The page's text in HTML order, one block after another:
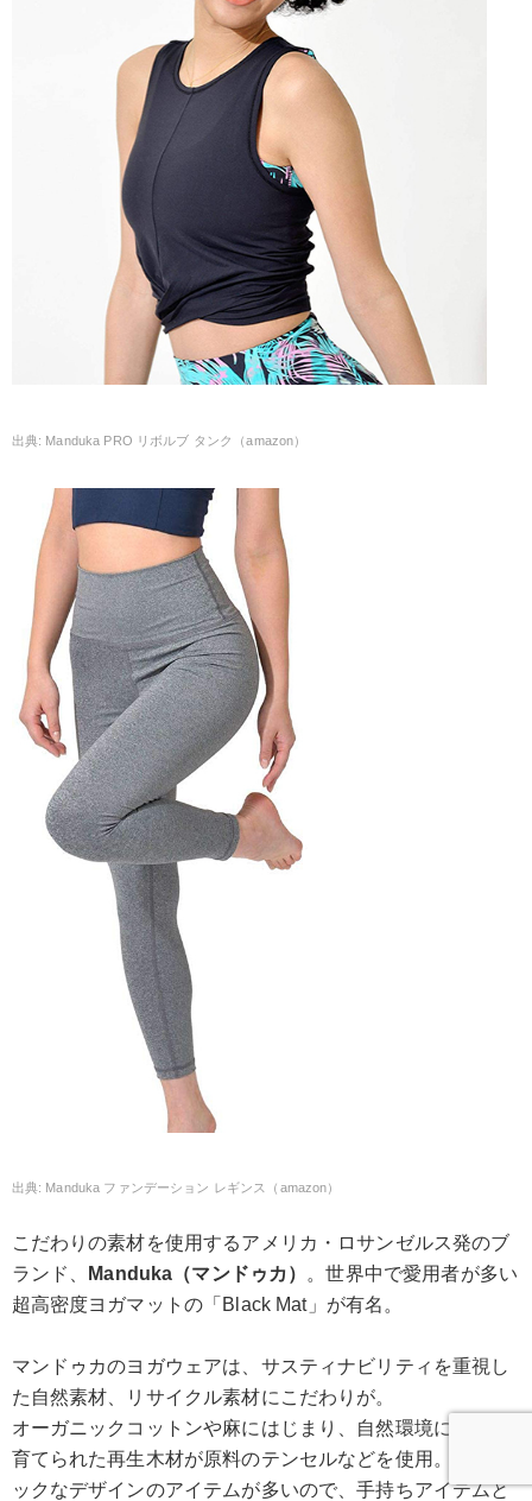
Manduka PRO リボルブ タンク（amazon）
Manduka ファンデーション レギンス（amazon）
こだわりの素材を使用するアメリカ・ロサンゼルス発のブ
ランド、
Manduka（マンドゥカ） 。世界中で愛用者が多い
超高密度ヨガマットの「Black Mat」が有名。
マンドゥカのヨガウェアは、サスティナビリティを重視し
た自然素材、リサイクル素材にこだわりが。
オーガニックコットンや麻にはじまり、自然環境に優しく
育てられた再生木材が原料のテンセルなどを使用。ベーシ
ックなデザインのアイテムが多いので、手持ちアイテムと